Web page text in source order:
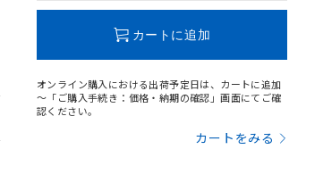
カートに追加
オンライン購入における出荷予定日は、カートに追加
～「ご購入手続き：価格・納期の確認」画面にてご確
認ください。
カートをみる